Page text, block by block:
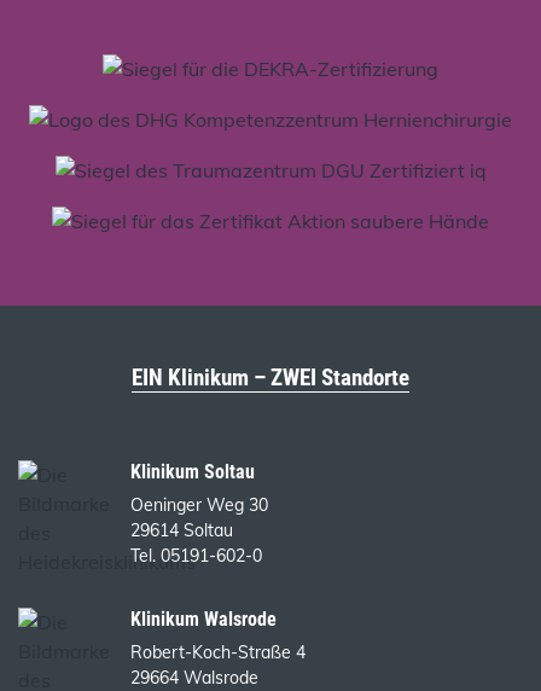
EIN Klinikum – ZWEI Standorte
Klinikum Soltau
Oeninger Weg 30
29614 Soltau
Tel. 05191-602-0
Klinikum Walsrode
Robert-Koch-Straße 4
29664 Walsrode